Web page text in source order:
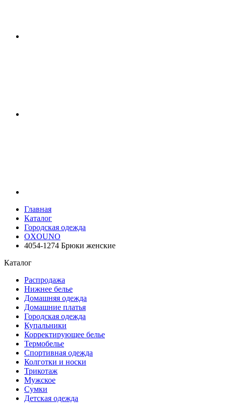
Главная
Каталог
Городская одежда
OXOUNO
4054-1274 Брюки женские
Каталог
Распродажа
Нижнее белье
Домашняя одежда
Домашние платья
Городская одежда
Купальники
Корректирующее белье
Термобелье
Спортивная одежда
Колготки и носки
Трикотаж
Мужское
Сумки
Детская одежда